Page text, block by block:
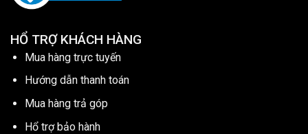
HỔ TRỢ KHÁCH HÀNG
Mua hàng trực tuyến
Hướng dẫn thanh toán
Mua hàng trả góp
Hổ trợ bảo hành